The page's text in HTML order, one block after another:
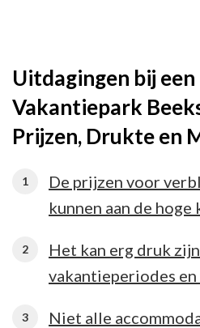
Uitdagingen bij een
Vakantiepark
Prijzen, Drukte en
De prijzen voor
kunnen aan de hoge
Het kan erg druk
vakantieperiodes en
Niet alle